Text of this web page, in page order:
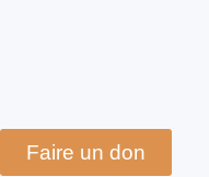
Faire un don